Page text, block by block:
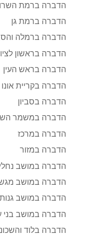
הדברה ברמת
הדברה ברמת גן
הדברה ברמלה
הדברה בראשון
הדברה בראש העין
הדברה בקריית אונו
הדברה בסביון
הדברה במשמר
הדברה במרכז
הדברה במזור
הדברה במושב
הדברה במושב
הדברה במושב גנות
הדברה במושב בני
הדברה בלוד